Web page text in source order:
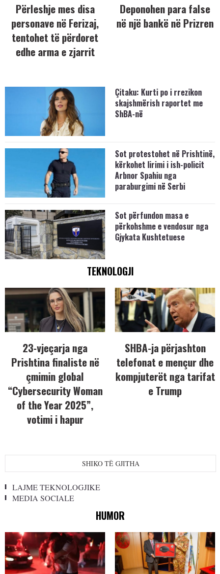
Përleshje mes disa
personave në Ferizaj,
tentohet të përdoret
edhe arma e zjarrit
Deponohen para false
në një bankë në Prizren
Çitaku: Kurti po i rrezikon
skajshmërish raportet me
ShBA-në
Sot protestohet në Prishtinë,
kërkohet lirimi i ish-policit
Arbnor Spahiu nga
paraburgimi në Serbi
Sot përfundon masa e
përkohshme e vendosur nga
Gjykata Kushtetuese
TEKNOLOGJI
23-vjeçarja nga
Prishtina finaliste në
çmimin global
“Cybersecurity Woman
of the Year 2025”,
votimi i hapur
SHBA-ja përjashton
telefonat e mençur dhe
kompjuterët nga tarifat
e Trump
SHIKO TË GJITHA
LAJME TEKNOLOGJIKE
MEDIA SOCIALE
HUMOR